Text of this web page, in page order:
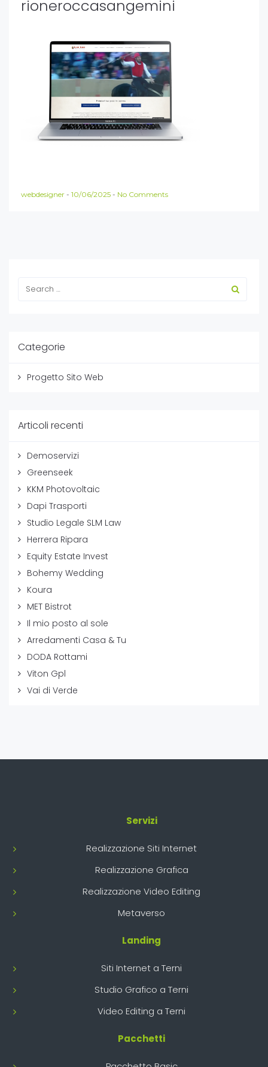
rioneroccasangemini
webdesigner - 10/06/2025 - No Comments
Categorie
Progetto Sito Web
Articoli recenti
Demoservizi
Greenseek
KKM Photovoltaic
Dapi Trasporti
Studio Legale SLM Law
Herrera Ripara
Equity Estate Invest
Bohemy Wedding
Koura
MET Bistrot
Il mio posto al sole
Arredamenti Casa & Tu
DODA Rottami
Viton Gpl
Vai di Verde
Servizi
Realizzazione Siti Internet
Realizzazione Grafica
Realizzazione Video Editing
Metaverso
Landing
Siti Internet a Terni
Studio Grafico a Terni
Video Editing a Terni
Pacchetti